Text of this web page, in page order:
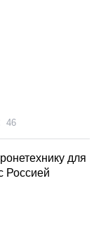
46
для
Россией